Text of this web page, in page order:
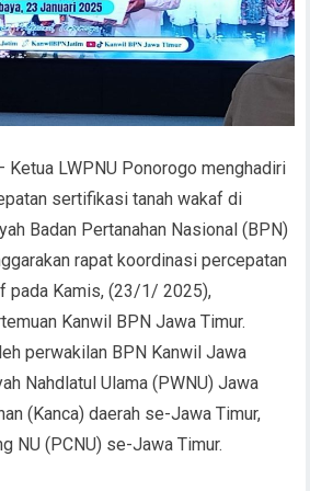
Ketua LWPNU Ponorogo menghadiri
sertifikasi tanah wakaf di
Badan Pertanahan Nasional (BPN)
rapat koordinasi percepatan
pada Kamis, (23/1/ 2025),
Kanwil BPN Jawa Timur.
perwakilan BPN Kanwil Jawa
Nahdlatul Ulama (PWNU) Jawa
(Kanca) daerah se-Jawa Timur,
NU (PCNU) se-Jawa Timur.